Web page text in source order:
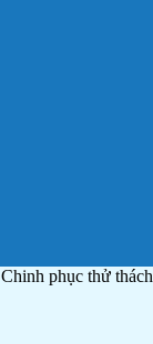
phục thử thách